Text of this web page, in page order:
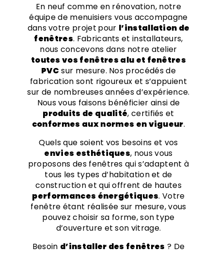
En neuf comme en rénovation, notre
équipe de menuisiers vous accompagne
dans votre projet pour l’installation de
fenêtres. Fabricants et installateurs,
nous concevons dans notre atelier
toutes vos fenêtres alu et fenêtres
PVC sur mesure. Nos procédés de
fabrication sont rigoureux et s’appuient
sur de nombreuses années d’expérience.
Nous vous faisons bénéficier ainsi de
produits de qualité, certifiés et
conformes aux normes en vigueur.
Quels que soient vos besoins et vos
envies esthétiques, nous vous
proposons des fenêtres qui s’adaptent à
tous les types d’habitation et de
construction et qui offrent de hautes
performances énergétiques. Votre
fenêtre étant réalisée sur mesure, vous
pouvez choisir sa forme, son type
d’ouverture et son vitrage.
Besoin d’installer des fenêtres ? De